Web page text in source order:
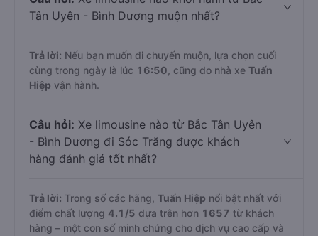
Tân Uyên - Bình Dương muộn nhất?
Trả lời: Nếu bạn muốn đi chuyến muộn, lựa chọn cuối
cùng trong ngày là lúc 16:50 , cũng do nhà xe Tuấn
Hiệp vận hành.
Câu hỏi: Xe limousine nào từ Bắc Tân Uyên
- Bình Dương đi Sóc Trăng được khách
hàng đánh giá tốt nhất?
Trả lời: Trong số các hãng, Tuấn Hiệp nổi bật nhất với
điểm chất lượng 4.1 /5 dựa trên hơn 1657 từ khách
hàng – một con số minh chứng cho dịch vụ cao cấp và